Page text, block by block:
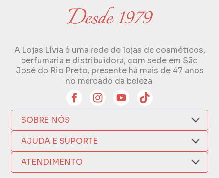
A Lojas Lívia é uma rede de lojas de cosméticos,
perfumaria e distribuidora, com sede em São
José do Rio Preto, presente há mais de 47 anos
no mercado da beleza.
SOBRE NÓS
Quem Somos
Compra Segura
Como Comprar
Nossas Lojas
AJUDA E SUPORTE
Nosso Aplicativo
Trocas e Devoluções
ATENDIMENTO